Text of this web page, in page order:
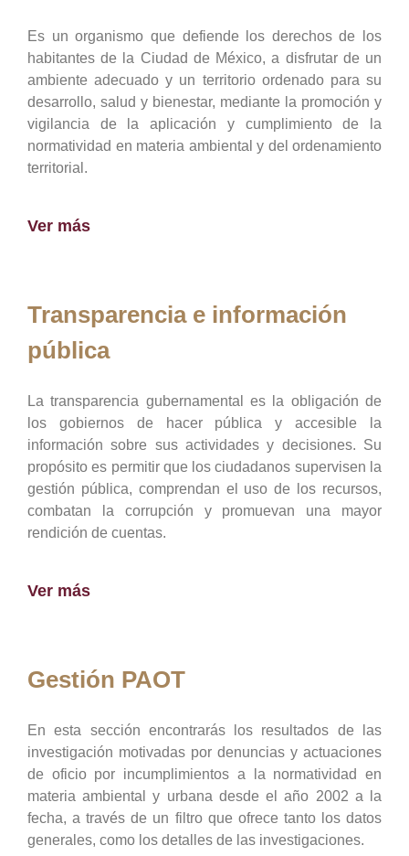
Es un organismo que defiende los derechos de los
habitantes de la Ciudad de México, a disfrutar de un
ambiente adecuado y un territorio ordenado para su
desarrollo, salud y bienestar, mediante la promoción y
vigilancia de la aplicación y cumplimiento de la
normatividad en materia ambiental y del ordenamiento
territorial.
Ver más
Transparencia e información
pública
La transparencia gubernamental es la obligación de
los gobiernos de hacer pública y accesible la
información sobre sus actividades y decisiones. Su
propósito es permitir que los ciudadanos supervisen la
gestión pública, comprendan el uso de los recursos,
combatan la corrupción y promuevan una mayor
rendición de cuentas.
Ver más
Gestión PAOT
En esta sección encontrarás los resultados de las
investigación motivadas por denuncias y actuaciones
de oficio por incumplimientos a la normatividad en
materia ambiental y urbana desde el año 2002 a la
fecha, a través de un filtro que ofrece tanto los datos
generales, como los detalles de las investigaciones.